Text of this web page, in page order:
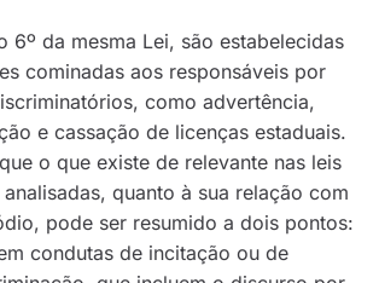
6º da mesma Lei, são estabelecidas
cominadas aos responsáveis por
como advertência,
e cassação de licenças estaduais.
o que existe de relevante nas leis
quanto à sua relação com
pode ser resumido a dois pontos:
condutas de incitação ou de